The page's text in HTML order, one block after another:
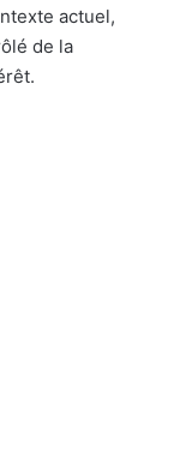
actuel,
de la